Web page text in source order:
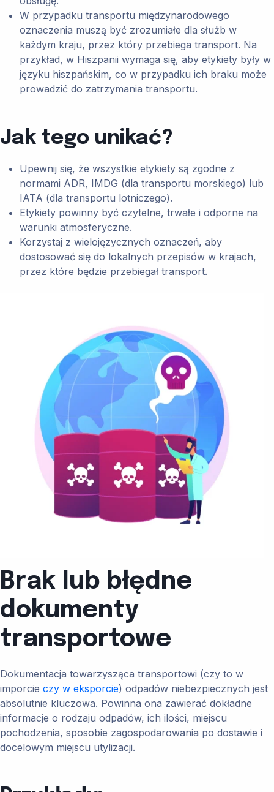
W przypadku transportu międzynarodowego
oznaczenia muszą być zrozumiałe dla służb w
każdym kraju, przez który przebiega transport. Na
przykład, w Hiszpanii wymaga się, aby etykiety były w
języku hiszpańskim, co w przypadku ich braku może
prowadzić do zatrzymania transportu.
Jak tego unikać?
Upewnij się, że wszystkie etykiety są zgodne z
normami ADR, IMDG (dla transportu morskiego) lub
IATA (dla transportu lotniczego).
Etykiety powinny być czytelne, trwałe i odporne na
warunki atmosferyczne.
Korzystaj z wielojęzycznych oznaczeń, aby
dostosować się do lokalnych przepisów w krajach,
przez które będzie przebiegał transport.
Brak lub błędne
dokumenty
transportowe
Dokumentacja towarzysząca transportowi (czy to w
imporcie czy w eksporcie) odpadów niebezpiecznych jest
absolutnie kluczowa. Powinna ona zawierać dokładne
informacje o rodzaju odpadów, ich ilości, miejscu
pochodzenia, sposobie zagospodarowania po dostawie i
docelowym miejscu utylizacji.